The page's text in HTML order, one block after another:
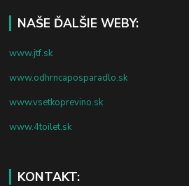
NAŠE ĎALŠIE WEBY:
www.jtf.sk
www.odhrncaposparadlo.sk
www.vsetkoprevino.sk
www.4toilet.sk
KONTAKT: